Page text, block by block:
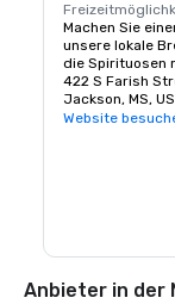
Machen Sie
unsere lokale
die Spirituosen
422 S Farish
Jackson, MS,
Website
Anbieter in der